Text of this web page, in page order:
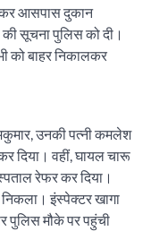
आसपास दुकान
सूचना पुलिस को दी।
को बाहर निकालकर
उनकी पत्नी कमलेश
दिया। वहीं, घायल चारू
रेफर कर दिया।
इंस्पेक्टर खागा
पुलिस मौके पर पहुंची